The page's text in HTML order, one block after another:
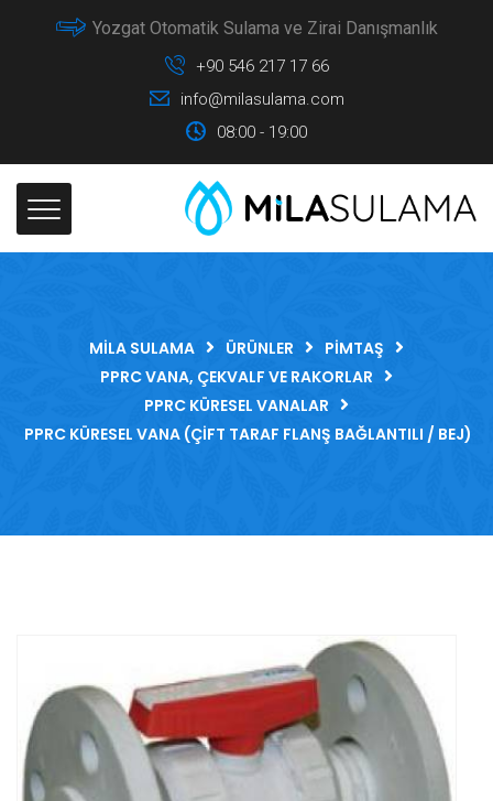
Yozgat Otomatik Sulama ve Zirai Danışmanlık
+90 546 217 17 66
info@milasulama.com
08:00 - 19:00
MILA SULAMA ÜRÜNLER
PIMTAŞ
PPRC VANA, ÇEKVALF VE RAKORLAR
PPRC KÜRESEL VANALAR
PPRC KÜRESEL VANA (ÇIFT TARAF FLANŞ BAĞLANTILI / BEJ)